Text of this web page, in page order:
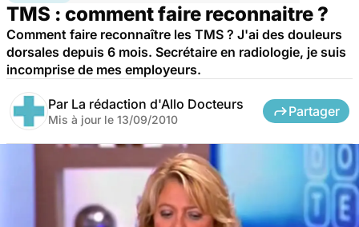
TMS : comment faire reconnaitre ?
Comment faire reconnaître les TMS ? J'ai des douleurs
dorsales depuis 6 mois. Secrétaire en radiologie, je suis
incomprise de mes employeurs.
Par La rédaction d'Allo Docteurs
Mis à jour le 13/09/2010
Partager